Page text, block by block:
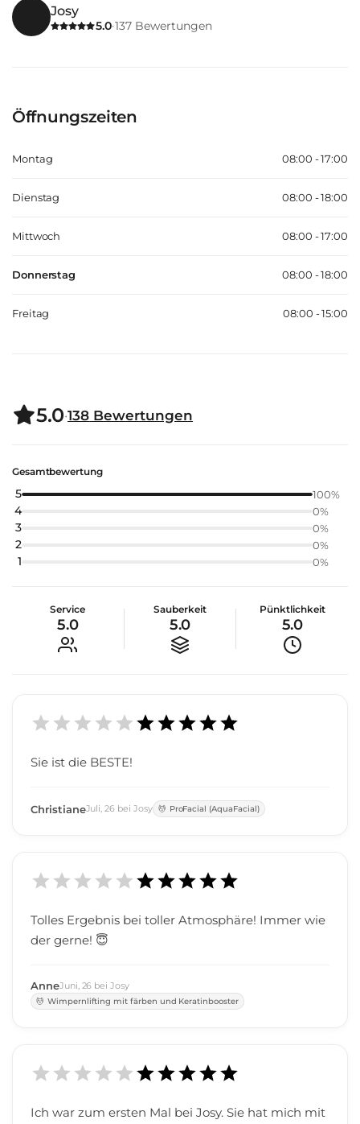
Josy
5.0·137 Bewertungen
Öffnungszeiten
Montag 08:00 - 17:00
Dienstag 08:00 - 18:00
Mittwoch 08:00 - 17:00
Donnerstag 08:00 - 18:00
Freitag 08:00 - 15:00
5.0·138 Bewertungen
Gesamtbewertung
5 100%
4 0%
3 0%
2 0%
1 0%
Service
5.0
Sauberkeit
5.0
Pünktlichkeit
5.0
Sie ist die BESTE!
ChristianeJuli,26 bei Josy ProFacial (AquaFacial)
Tolles Ergebnis bei toller Atmosphäre! Immer wie
der gerne! 😇
AnneJuni 26 beiJosy
Wimpernlifting mit färben und Keratinbooster
Ich war zum ersten Mal bei Josy. Sie hat mich mit